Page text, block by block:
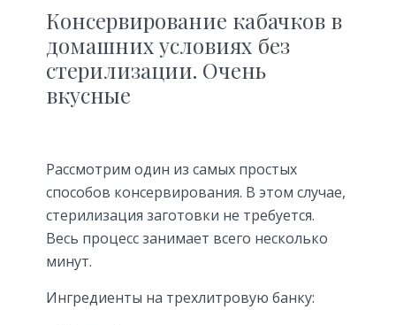
Консервирование кабачков в
домашних условиях без
стерилизации. Очень
вкусные
Рассмотрим один из самых простых
способов консервирования. В этом случае,
стерилизация заготовки не требуется.
Весь процесс занимает всего несколько
минут.
Ингредиенты на трехлитровую банку: